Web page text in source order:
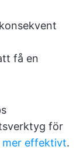
få en
för
mer effektivt.